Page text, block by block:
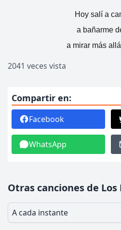
Hoy salí a
a bañarme
a mirar más
2041 veces vista
Compartir en:
Facebook
WhatsApp
Otras canciones de Los
A cada instante